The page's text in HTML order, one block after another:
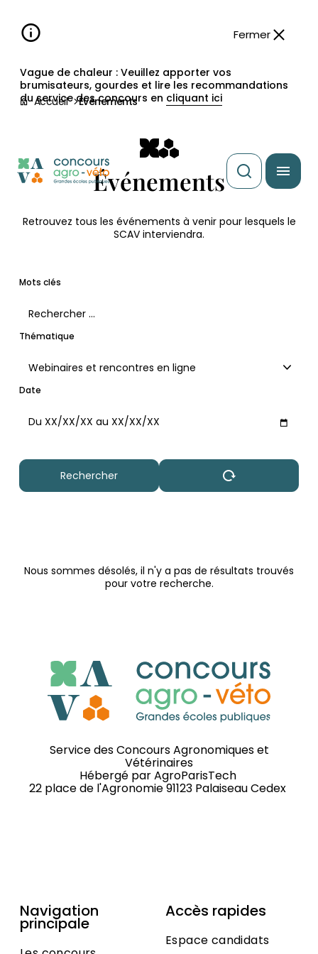
principale
principal
d'accessibilité
de
page
Vague de chaleur : Veuillez apporter vos
brumisateurs, gourdes et lire les recommandations
du service des concours en cliquant ici
Fermer
Accueil Événements
Événements
Retrouvez tous les événements à venir pour lesquels le
SCAV interviendra.
Filtrer les événements
Mots clés
Thématique
Webinaires et rencontres en ligne
Date
Maximum
Nous sommes désolés, il n'y a pas de résultats trouvés
pour votre recherche.
Service des Concours Agronomiques et
Vétérinaires
Hébergé parAgroParisTech
22 place de l'Agronomie 91123 Palaiseau Cedex
Navigation
principale
Accès rapides
Espace candidats